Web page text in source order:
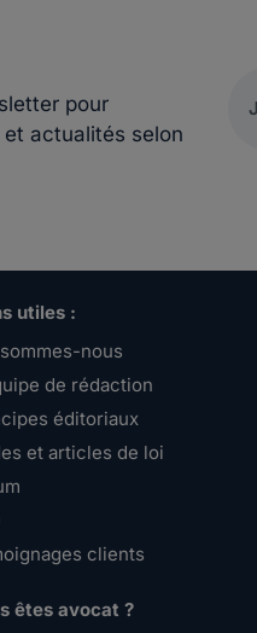
pour
actualités selon
utiles :
nous
de rédaction
éditoriaux
et articles de loi
clients
êtes avocat ?